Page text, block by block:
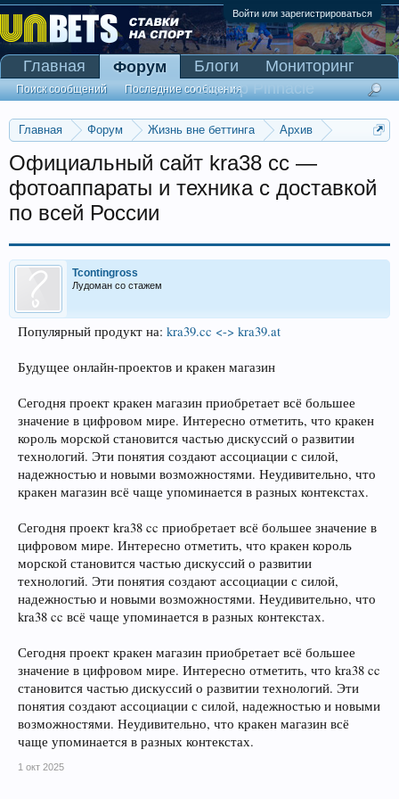
Войти или зарегистрироваться
Главная Форум Жизнь вне беттинга
Архив
Прогнозы на Олимпийские игры 2016
Официальный сайт kra38 cc —
фотоаппараты и техника с доставкой
по всей России
Tcontingross
Лудоман со стажем
Популярный продукт на: kra39.cc <-> kra39.at
Будущее онлайн-проектов и кракен магазин
Сегодня проект кракен магазин приобретает всё большее
значение в цифровом мире. Интересно отметить, что кракен
король морской становится частью дискуссий о развитии
технологий. Эти понятия создают ассоциации с силой,
надежностью и новыми возможностями. Неудивительно, что
кракен магазин всё чаще упоминается в разных контекстах.
Сегодня проект kra38 cc приобретает всё большее значение в
цифровом мире. Интересно отметить, что кракен король
морской становится частью дискуссий о развитии
технологий. Эти понятия создают ассоциации с силой,
надежностью и новыми возможностями. Неудивительно, что
kra38 cc всё чаще упоминается в разных контекстах.
Сегодня проект кракен магазин приобретает всё большее
значение в цифровом мире. Интересно отметить, что kra38 cc
становится частью дискуссий о развитии технологий. Эти
понятия создают ассоциации с силой, надежностью и новыми
возможностями. Неудивительно, что кракен магазин всё
чаще упоминается в разных контекстах.
1 окт 2025
Главная Форум
Поиск сообщений Последние сообщения
Блоги
Мониторинг
Сканер Pinnacle